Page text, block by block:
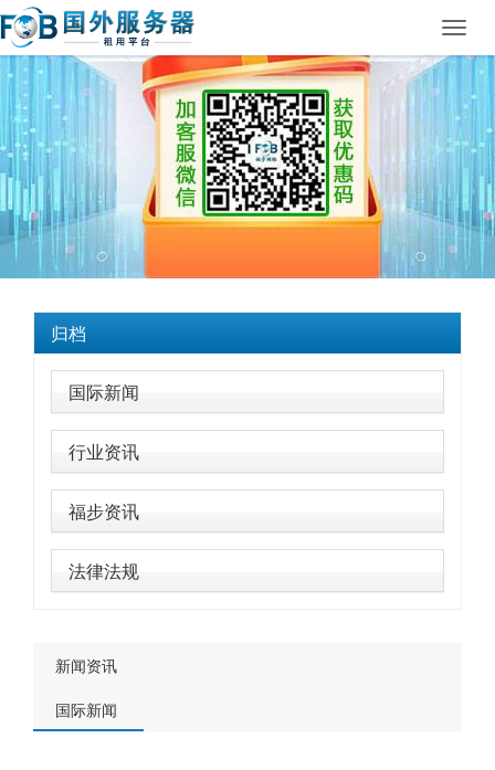
归档
国际新闻
行业资讯
福步资讯
法律法规
新闻资讯
国际新闻